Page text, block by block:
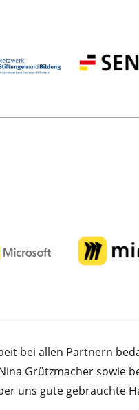
bei allen Partnern
Grützmacher sowie
uns gute gebrauchte